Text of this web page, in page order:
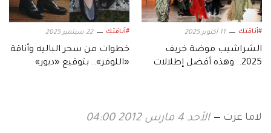
#أناقتك 11 أكتوبر 2025
الشراشيب موضة خريف
2025.. وهذه أفضل إطلالات
#أناقتك 22 سبتمبر 2025
خطوات من سحر الباليه وأناقة
«اللوفر».. بتوقيع «ديور»
لاما عزت الأحد 4 مارس 2012 04:00